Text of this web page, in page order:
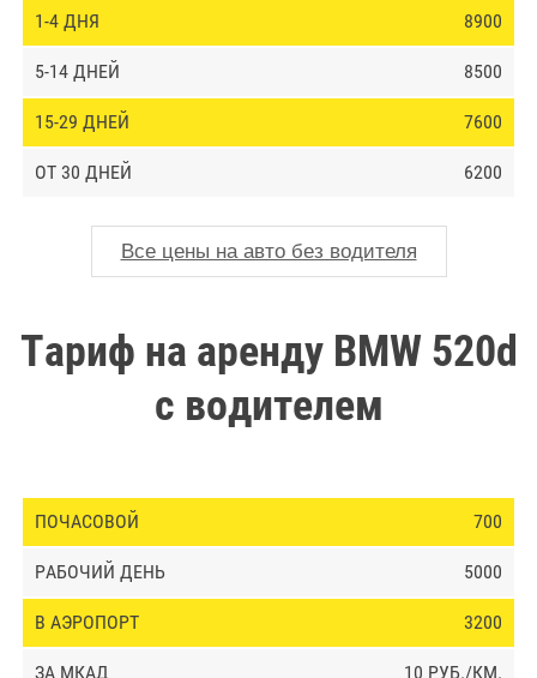
8900
8500
7600
6200
Все цены на авто без водителя
Тариф на аренду BMW 520d
с водителем
700
5000
3200
10 РУБ./КМ.